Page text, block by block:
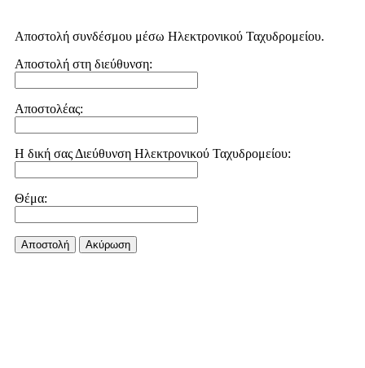
Αποστολή συνδέσμου μέσω Ηλεκτρονικού Ταχυδρομείου.
Αποστολή στη διεύθυνση:
Αποστολέας:
Η δική σας Διεύθυνση Ηλεκτρονικού Ταχυδρομείου:
Θέμα:
Αποστολή Aκύρωση